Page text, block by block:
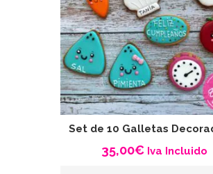
Set de 10 Galletas
35,00€ Iva Incluido